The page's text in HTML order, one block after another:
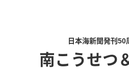
日本海新聞発刊50
南こうせつ